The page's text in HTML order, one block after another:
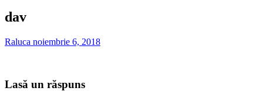
dav
Raluca noiembrie 6, 2018
Lasă un răspuns